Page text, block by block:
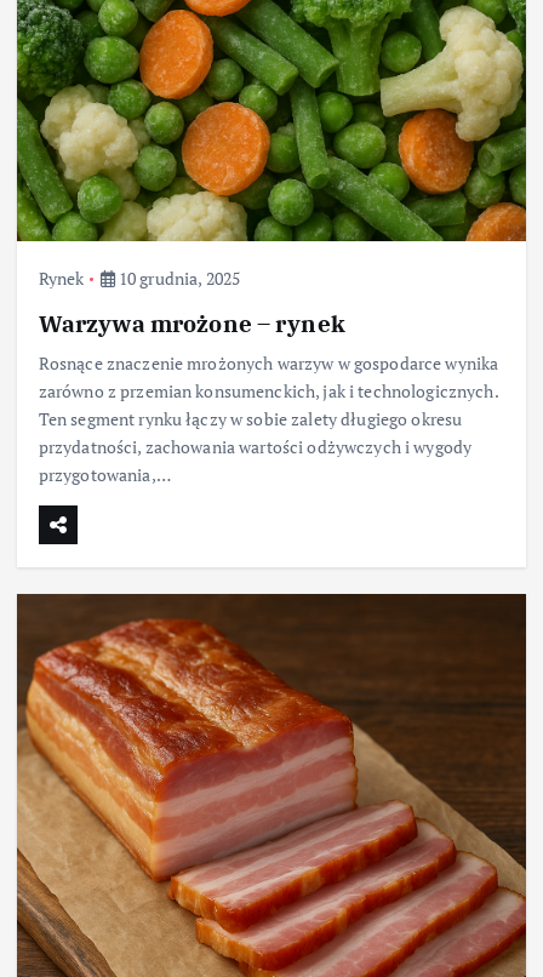
Rynek 10 grudnia, 2025
Warzywa mrożone – rynek
Rosnące znaczenie mrożonych warzyw w gospodarce wynika
zarówno z przemian konsumenckich, jak i technologicznych.
Ten segment rynku łączy w sobie zalety długiego okresu
przydatności, zachowania wartości odżywczych i wygody
przygotowania,…